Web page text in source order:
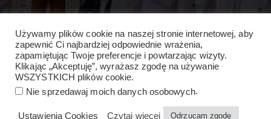
Kontaktz nami
tel +48 691 685 929
Jeśli chcesz wysłać do nas wiadomość,
Używamy plików cookie na naszej stronie internetowej, aby
zapewnić Ci najbardziej odpowiednie wrażenia,
zapamiętując Twoje preferencje i powtarzając wizyty.
Klikając „Akceptuję”, wyrażasz zgodę na używanie
WSZYSTKICH plików cookie.
Nie sprzedawaj moich danych osobowych.
Ustawienia Cookies Czytaj więcej Odrzucam zgodę